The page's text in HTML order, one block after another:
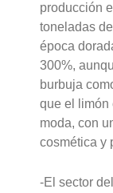
producción
toneladas
época
300%,
burbuja
que el limón
moda, con
cosmética y
-El sector